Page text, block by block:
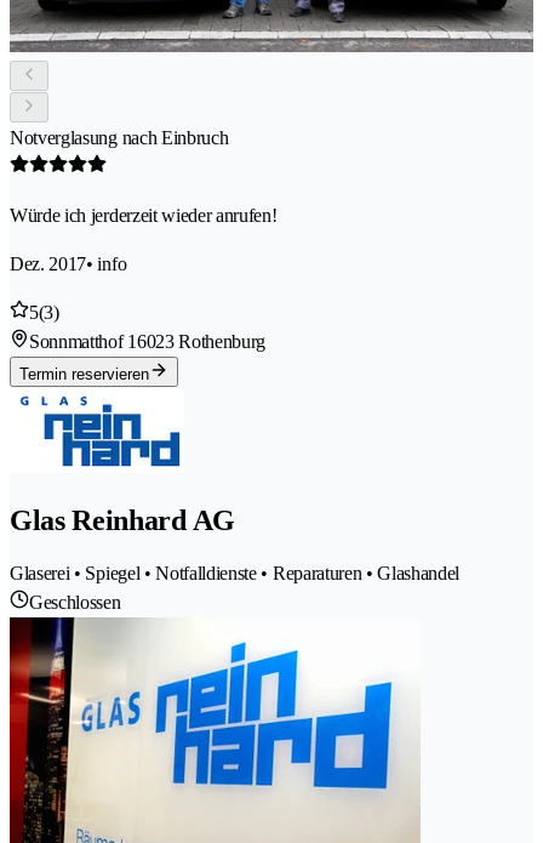
Notverglasung nach Einbruch
Würde ich jerderzeit wieder anrufen!
Dez. 2017• info
5(3)
Sonnmatthof 16023 Rothenburg
Termin reservieren
Glas Reinhard AG
Glaserei • Spiegel • Notfalldienste • Reparaturen • Glashandel
Geschlossen